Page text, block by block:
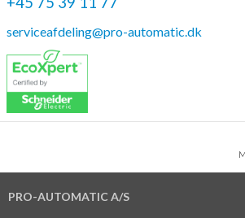
serviceafdeling@pro-automatic.dk
PRO-AUTOMATIC A/S